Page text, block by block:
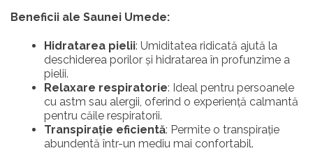
Beneficii ale Saunei Umede:
Hidratarea pielii: Umiditatea ridicată ajută la
deschiderea porilor și hidratarea în profunzime a
pielii.
Relaxare respiratorie: Ideal pentru persoanele
cu astm sau alergii, oferind o experiență calmantă
pentru căile respiratorii.
Transpirație eficientă: Permite o transpirație
abundentă într-un mediu mai confortabil.